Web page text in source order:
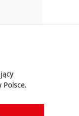
Polsce.